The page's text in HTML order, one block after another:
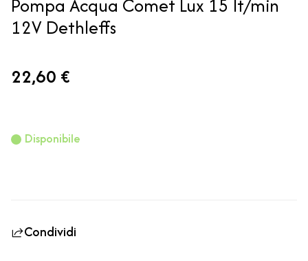
Pompa Acqua Comet Lux 15 lt/min
12V Dethleffs
22,60 €
Disponibile
Condividi